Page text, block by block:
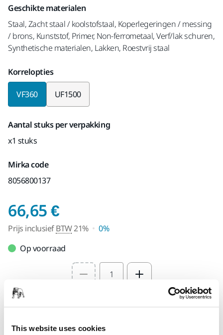
This website uses cookies
Geschikte materialen
Staal, Zacht staal / koolstofstaal, Koperlegeringen / messing
/ brons, Kunststof, Primer, Non-ferrometaal, Verf/lak schuren,
Synthetische materialen, Lakken, Roestvrij staal
Korrelopties
VF360 UF1500
Aantal stuks per verpakking
x1 stuks
Mirka code
8056800137
66,65 €Prijs inclusief BTW
Prijs inclusiefBTW21%
0%
Op voorraad
Select quantity value